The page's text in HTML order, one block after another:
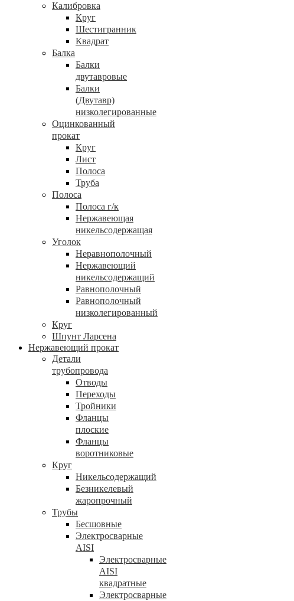
Калибровка
Круг
Шестигранник
Квадрат
Балка
Балки
двутавровые
Балки
(Двутавр)
низколегированные
Оцинкованный
прокат
Круг
Лист
Полоса
Труба
Полоса
Полоса г/к
Нержавеющая
никельсодержащая
Уголок
Неравнополочный
Нержавеющий
никельсодержащий
Равнополочный
Равнополочный
низколегированный
Круг
Шпунт Ларсена
Нержавеющий прокат
Детали
трубопровода
Отводы
Переходы
Тройники
Фланцы
плоские
Фланцы
воротниковые
Круг
Никельсодержащий
Безникелевый
жаропрочный
Трубы
Бесшовные
Электросварные
AISI
Электросварные
AISI
квадратные
Электросварные